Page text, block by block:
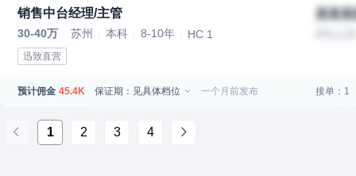
销售中台经理/主管
30-40万 苏州 本科 8-10年 HC 1
迅致直营
某某
预计佣金 45.4K 保证期：见具体档位 一个月前发布 接单：1
1 2 3 4